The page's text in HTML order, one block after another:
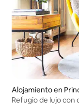
Alojamiento en
Refugio de lujo con